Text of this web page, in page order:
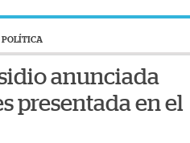
POLÍTICA
anunciada
presentada en el